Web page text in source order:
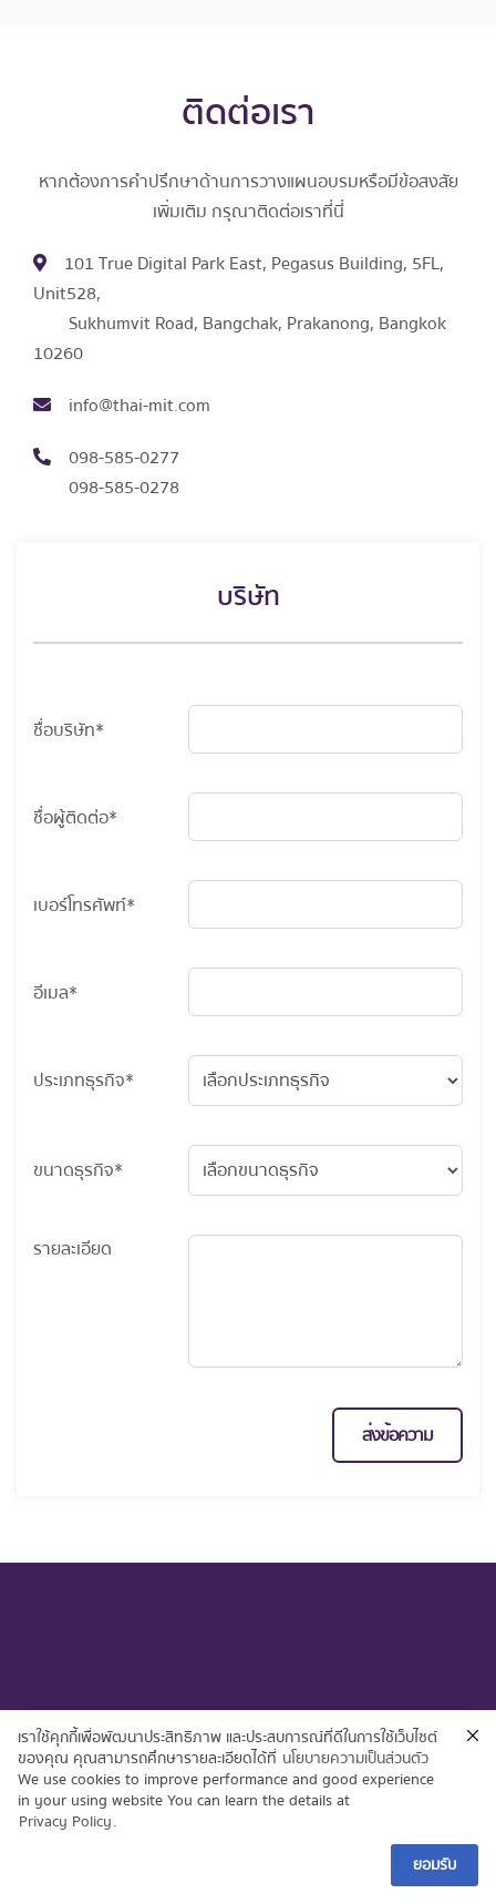
ติดต่อเรา
หากต้องการคำปรึกษาด้านการวางแผนอบรมหรือมีข้อสงสัย
เพิ่มเติม กรุณาติดต่อเราที่นี่
101 True Digital Park East, Pegasus Building, 5FL,
Unit528,
Sukhumvit Road, Bangchak, Prakanong, Bangkok
10260
info@thai-mit.com
098-585-0277
098-585-0278
บริษัท
ชื่อบริษัท*
ชื่อผู้ติดต่อ*
เบอร์โทรศัพท์*
อีเมล*
ประเภทธุรกิจ*
ขนาดธุรกิจ*
รายละเอียด
เราใช้คุกกี้เพื่อพัฒนาประสิทธิภาพ และประสบการณ์ที่ดีในการใช้เว็บไซต์
ของคุณ คุณสามารถศึกษารายละเอียดได้ที่ นโยบายความเป็นส่วนตัว
We use cookies to improve performance and good experience
in your using website You can learn the details at
Privacy Policy.
ยอมรับ